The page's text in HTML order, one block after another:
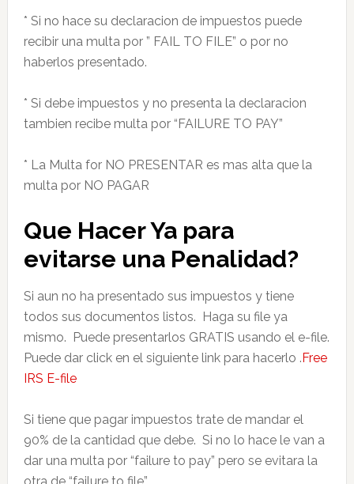
* Si no hace su declaracion de impuestos puede
recibir una multa por ” FAIL TO FILE” o por no
haberlos presentado.
* Si debe impuestos y no presenta la declaracion
tambien recibe multa por “FAILURE TO PAY”
* La Multa for NO PRESENTAR es mas alta que la
multa por NO PAGAR
Que Hacer Ya para
evitarse una Penalidad?
Si aun no ha presentado sus impuestos y tiene
todos sus documentos listos. Haga su file ya
mismo. Puede presentarlos GRATIS usando el e-file.
Puede dar click en el siguiente link para hacerlo . Free
IRS E-file
Si tiene que pagar impuestos trate de mandar el
90% de la cantidad que debe. Si no lo hace le van a
dar una multa por “failure to pay” pero se evitara la